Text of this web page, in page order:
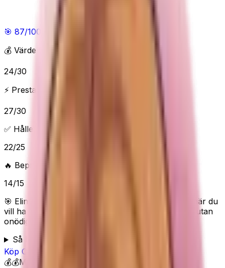
Elins poäng
🎯 87/100
💰 Värde för pengarna
24/30
⚡ Prestanda & funktioner
27/30
✅ Håller vad det lovar
22/25
🔥 Beprövad/populär
14/15
🎯 Elins poäng:
Bra skönhetsval när du
vill ha Olay Regenerist Night Recovery – nattkräm utan
onödigt krångel.
Så bedömer Elin
Köp Olay
💰💰Mellan